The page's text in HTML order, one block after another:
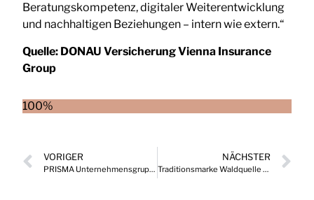
Beratungskompetenz, digitaler Weiterentwicklung
und nachhaltigen Beziehungen – intern wie extern.“
Quelle: DONAU Versicherung Vienna Insurance
Group
100%
VORIGER
PRISMA Unternehmensgruppe erweitert ihren Vorstand
NÄCHSTER
Traditionsmarke Waldquelle Mineralwasser mit neuer Marketingleitung